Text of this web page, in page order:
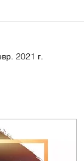
2021 г.